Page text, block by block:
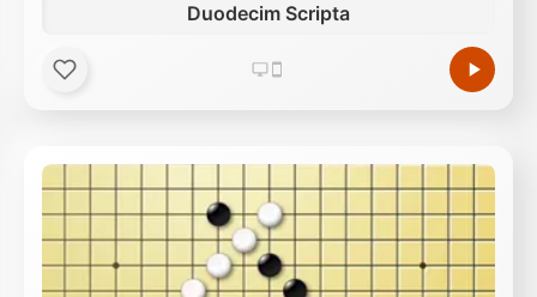
Duodecim Scripta